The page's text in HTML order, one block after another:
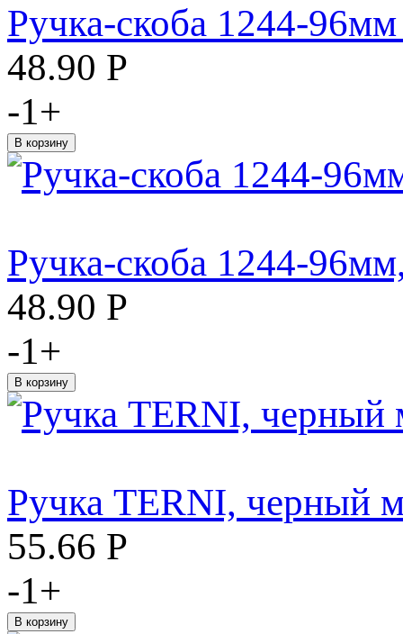
Ручка-скоба 1244-
48.90 Р
-1+
Ручка-скоба 1244-
48.90 Р
-1+
Ручка TERNI, черный
55.66 Р
-1+